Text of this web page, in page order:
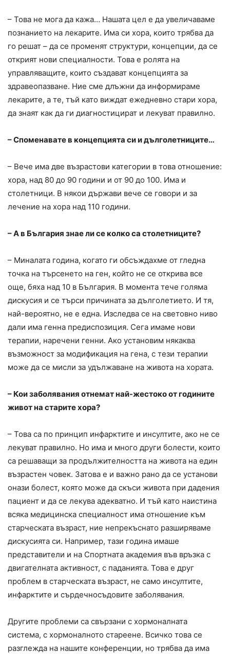
– Това не мога да кажа… Нашата цел е да увеличаваме
познанието на лекарите. Има си хора, които трябва да
го решат – да се променят структури, концепции, да се
открият нови специалности. Това е ролята на
управляващите, които създават концепцията за
здравеопазване. Ние сме длъжни да информираме
лекарите, а те, тъй като виждат ежедневно стари хора,
да знаят как да ги диагностицират и лекуват правилно.
– Споменавате в концепцията си и дълголетниците…
– Вече има две възрастови категории в това отношение:
хора, над 80 до 90 години и от 90 до 100. Има и
столетници. В някои държави вече се говори и за
лечение на хора над 110 години.
– А в България знае ли се колко са столетниците?
– Миналата година, когато ги обсъждахме от гледна
точка на търсенето на ген, който не се открива все
още, бяха над 10 в България. В момента тече голяма
дискусия и се търси причината за дълголетието. И тя,
най-вероятно, не е една. Изследва се на световно ниво
дали има генна предиспозиция. Сега имаме нови
терапии, наречени генни. Ако установим някаква
възможност за модификация на гена, с тези терапии
може да се мисли за удължаване на живота на хората.
– Кои заболявания отнемат най-жестоко от годините
живот на старите хора?
– Това са по принцип инфарктите и инсултите, ако не се
лекуват правилно. Но има и много други болести, които
са решаващи за продължителността на живота на един
възрастен човек. Затова е и важно рано да се установи
онази болест, която може да скъси живота при дадения
пациент и да се лекува адекватно. И тъй като наистина
всяка медицинска специалност има отношение към
старческата възраст, ние непрекъснато разширяваме
дискусията си. Например, тази година имаше
представители и на Спортната академия във връзка с
двигателната активност, с паданията. Това е друг
проблем в старческата възраст, не само инсултите,
инфарктите и сърдечносъдовите заболявания.
Другите проблеми са свързани с хормоналната
система, с хормоналното стареене. Всичко това се
разглежда на нашите конференции, но трябва да има